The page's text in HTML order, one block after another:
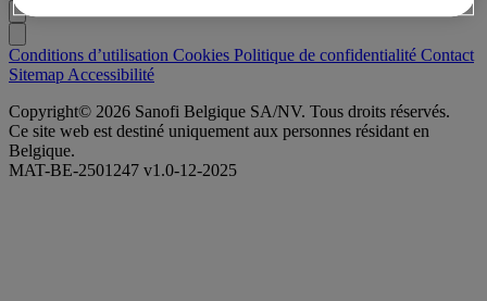
Conditions d’utilisation Cookies Politique de confidentialité Contact
Sitemap Accessibilité
Copyright© 2026 Sanofi Belgique SA/NV. Tous droits réservés.
Ce site web est destiné uniquement aux personnes résidant en
Belgique.
MAT-BE-2501247 v1.0-12-2025